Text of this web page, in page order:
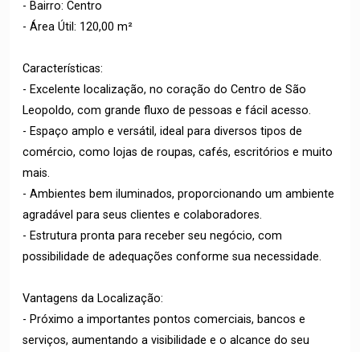
- Bairro: Centro
- Área Útil: 120,00 m²
Características:
- Excelente localização, no coração do Centro de São
Leopoldo, com grande fluxo de pessoas e fácil acesso.
- Espaço amplo e versátil, ideal para diversos tipos de
comércio, como lojas de roupas, cafés, escritórios e muito
mais.
- Ambientes bem iluminados, proporcionando um ambiente
agradável para seus clientes e colaboradores.
- Estrutura pronta para receber seu negócio, com
possibilidade de adequações conforme sua necessidade.
Vantagens da Localização:
- Próximo a importantes pontos comerciais, bancos e
serviços, aumentando a visibilidade e o alcance do seu